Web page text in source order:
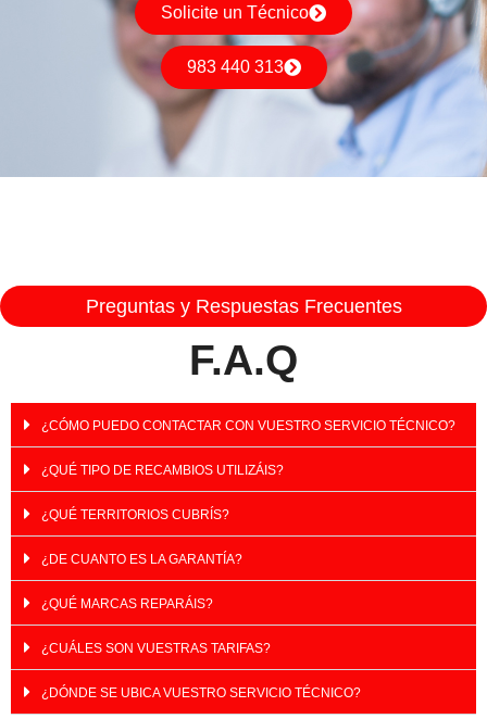
Solicite un Técnico
983 440 313
Preguntas y Respuestas Frecuentes
F.A.Q
¿CÓMO PUEDO CONTACTAR CON VUESTRO SERVICIO TÉCNICO?
¿QUÉ TIPO DE RECAMBIOS UTILIZÁIS?
¿QUÉ TERRITORIOS CUBRÍS?
¿DE CUANTO ES LA GARANTÍA?
¿QUÉ MARCAS REPARÁIS?
¿CUÁLES SON VUESTRAS TARIFAS?
¿DÓNDE SE UBICA VUESTRO SERVICIO TÉCNICO?